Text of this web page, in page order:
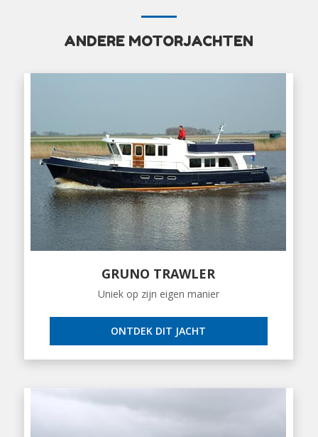
ANDERE MOTORJACHTEN
GRUNO TRAWLER
Uniek op zijn eigen manier
ONTDEK DIT JACHT